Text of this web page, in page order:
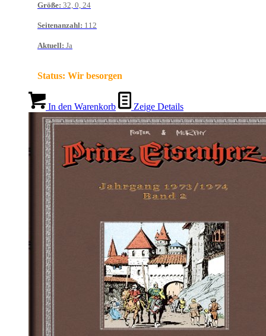
Größe: 32, 0, 24
Seitenanzahl: 112
Aktuell: Ja
Status: Wir besorgen
In den Warenkorb Zeige Details